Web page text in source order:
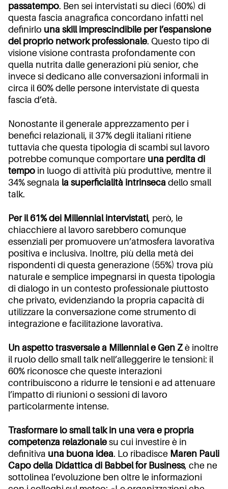
passatempo. Ben sei intervistati su dieci (60%) di
questa fascia anagrafica concordano infatti nel
definirlo una skill imprescindibile per l’espansione
del proprio network professionale. Questo tipo di
visione visione contrasta profondamente con
quella nutrita dalle generazioni più senior, che
invece si dedicano alle conversazioni informali in
circa il 60% delle persone intervistate di questa
fascia d’età.
Nonostante il generale apprezzamento per i
benefici relazionali, il 37% degli italiani ritiene
tuttavia che questa tipologia di scambi sul lavoro
potrebbe comunque comportare una perdita di
tempo in luogo di attività più produttive, mentre il
34% segnala la superficialità intrinseca dello small
talk.
Per il 61% dei Millennial intervistati, però, le
chiacchiere al lavoro sarebbero comunque
essenziali per promuovere un’atmosfera lavorativa
positiva e inclusiva. Inoltre, più della metà dei
rispondenti di questa generazione (55%) trova più
naturale e semplice impegnarsi in questa tipologia
di dialogo in un contesto professionale piuttosto
che privato, evidenziando la propria capacità di
utilizzare la conversazione come strumento di
integrazione e facilitazione lavorativa.
Un aspetto trasversale a Millennial e Gen Z è inoltre
il ruolo dello small talk nell’alleggerire le tensioni: il
60% riconosce che queste interazioni
contribuiscono a ridurre le tensioni e ad attenuare
l’impatto di riunioni o sessioni di lavoro
particolarmente intense.
Trasformare lo small talk in una vera e propria
competenza relazionale su cui investire è in
definitiva una buona idea. Lo ribadisce Maren Pauli
Capo della Didattica di Babbel for Business, che ne
sottolinea l’evoluzione ben oltre le informazioni